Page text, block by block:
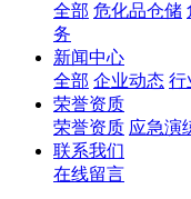
全部 危化品仓储
务
新闻中心
全部 企业动态 行
荣誉资质
荣誉资质 应急演
联系我们
在线留言